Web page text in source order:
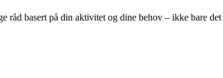
basert på din aktivitet og dine behov – ikke bare